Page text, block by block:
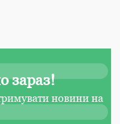
зараз!
новини на